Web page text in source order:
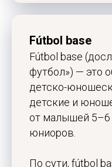
Fútbol base
Fútbol base
футбол») — это
детско-
детские и
от малышей 5–6
юниоров.
По сути, fútbol